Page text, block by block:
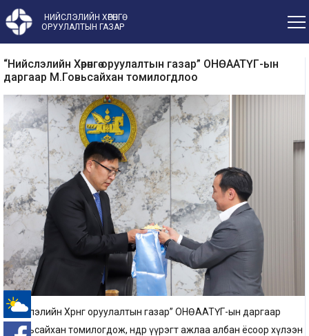
НИЙСЛЭЛИЙН ХӨРӨНГӨ
ОРУУЛАЛТЫН ГАЗАР
“Нийслэлийн Хөрөнгө оруулалтын газар” ОНӨААТҮГ-ын
даргаар М.Говьсайхан томилогдлоо
“Нийслэлийн Хөрөнгө оруулалтын газар” ОНӨААТҮГ-ын даргаар
М.Говьсайхан томилогдож, өнөөдөр үүрэгт ажлаа албан ёсоор хүлээн